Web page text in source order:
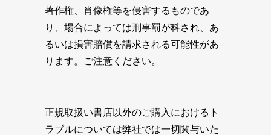
著作権、肖像権等を侵害するものであ
り、場合によっては刑事罰が科され、あ
るいは損害賠償を請求される可能性があ
ります。ご注意ください。
正規取扱い書店以外のご購入におけるト
ラブルについては弊社では一切関与いた